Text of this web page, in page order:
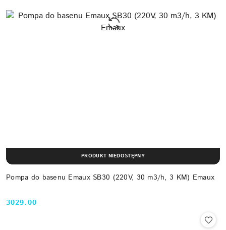
Pompa do basenu Emaux SB30 (220V, 30 m3/h, 3 KM) Emaux
Cena:
3029.00
PRODUKT NIEDOSTĘPNY